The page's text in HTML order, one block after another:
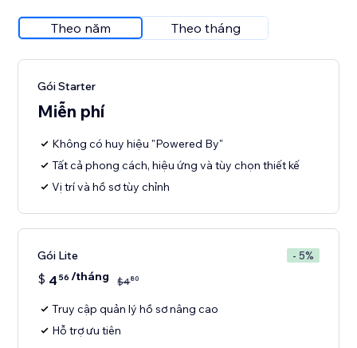
Theo năm Theo tháng
Gói Starter
Miễn phí
Không có huy hiệu "Powered By"
Tất cả phong cách, hiệu ứng và tùy chọn thiết kế
Vị trí và hồ sơ tùy chỉnh
Gói Lite - 5%
$ 4 56 /tháng $480
Truy cập quản lý hồ sơ nâng cao
Hỗ trợ ưu tiên